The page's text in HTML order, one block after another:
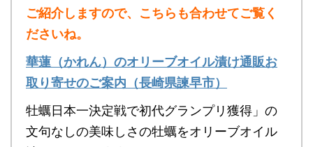
ご紹介しますので、こちらも合わせてご覧く
ださいね。
華蓮（かれん）のオリーブオイル漬け通販お
取り寄せのご案内（長崎県諫早市）
牡蠣日本一決定戦で初代グランプリ獲得」の
文句なしの美味しさの牡蠣をオリーブオイル